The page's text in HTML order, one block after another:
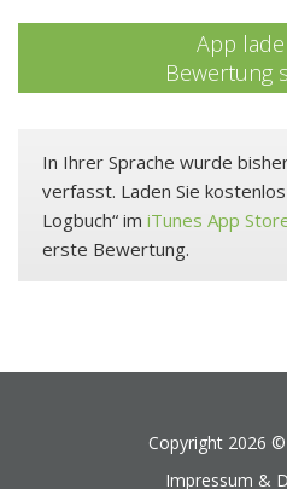
App
Bewertung
In Ihrer Sprache wurde
verfasst. Laden Sie
Logbuch“ im iTunes App
erste Bewertung.
Copyright 2026 ©
Impressum &